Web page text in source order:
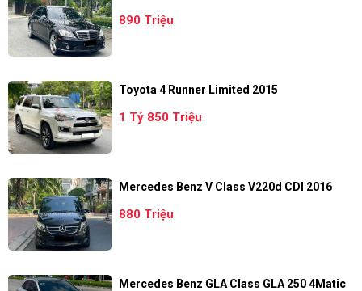
890 Triệu
Toyota 4 Runner Limited 2015
1 Tỷ 850 Triệu
Mercedes Benz V Class V220d CDI 2016
880 Triệu
Mercedes Benz GLA Class GLA 250 4Matic